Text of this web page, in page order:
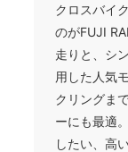
クロスバイ
のがFUJI
走りと、シ
用した人気
クリングま
ーにも最適
したい、高